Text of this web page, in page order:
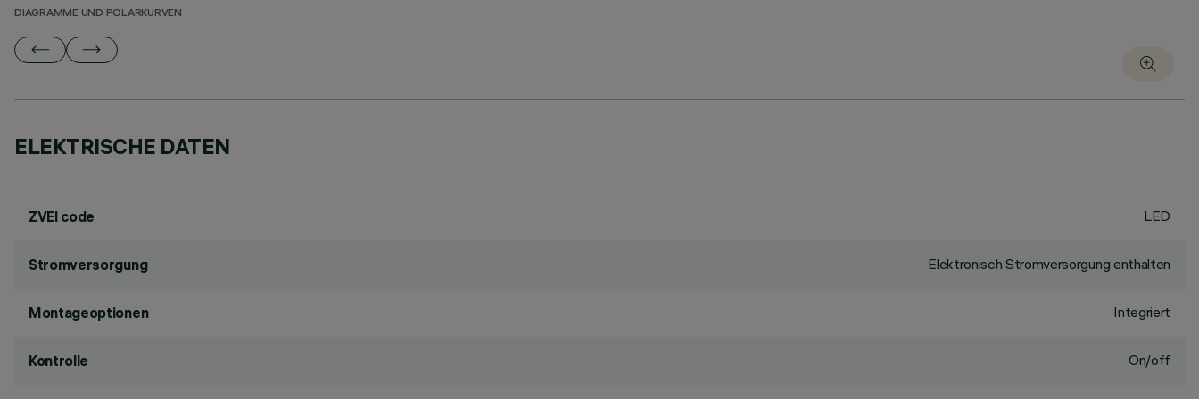
DIAGRAMME UND POLARKURVEN
ELEKTRISCHE DATEN
ZVEI code LED
Stromversorgung Elektronisch Stromversorgung enthalten
Montageoptionen Integriert
Kontrolle On/off